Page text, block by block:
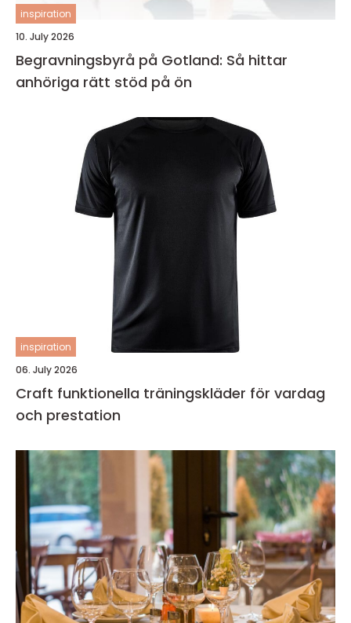
inspiration
10. July 2026
Begravningsbyrå på Gotland: Så hittar
anhöriga rätt stöd på ön
inspiration
06. July 2026
Craft funktionella träningskläder för vardag
och prestation